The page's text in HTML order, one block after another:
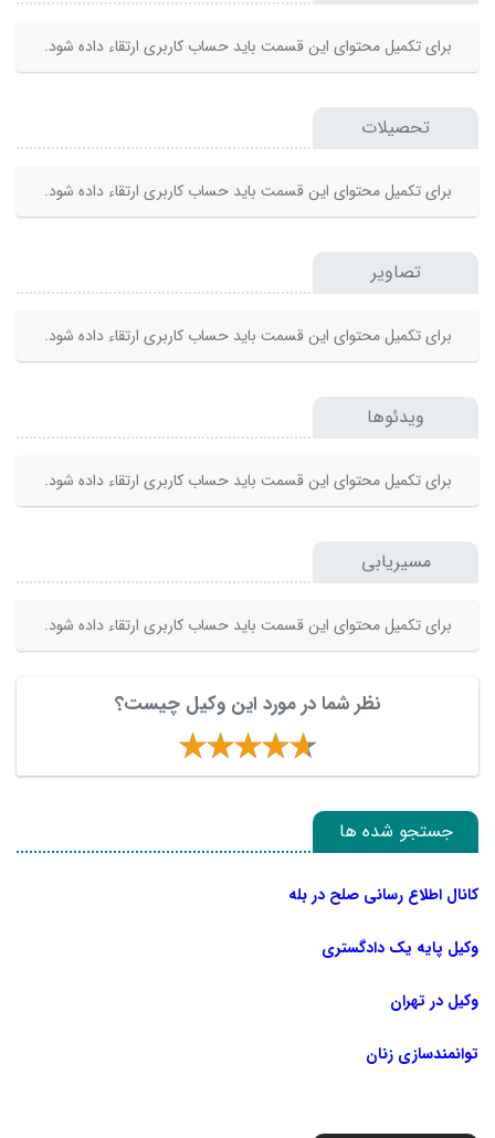
برای تکمیل محتوای این قسمت باید حساب کاربری ارتقاء داده شود.
تحصیلات
برای تکمیل محتوای این قسمت باید حساب کاربری ارتقاء داده شود.
تصاویر
برای تکمیل محتوای این قسمت باید حساب کاربری ارتقاء داده شود.
ویدئوها
برای تکمیل محتوای این قسمت باید حساب کاربری ارتقاء داده شود.
مسیریابی
برای تکمیل محتوای این قسمت باید حساب کاربری ارتقاء داده شود.
نظر شما در مورد این وکیل چیست؟
جستجو شده ها
کانال اطلاع رسانی صلح در بله
وکیل پایه یک دادگستری
وکیل در تهران
توانمندسازی زنان